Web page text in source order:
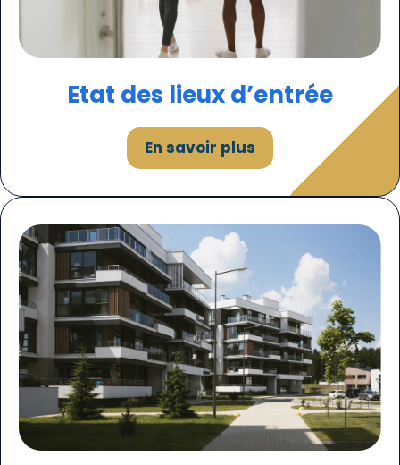
Etat des lieux d’entrée
En savoir plus